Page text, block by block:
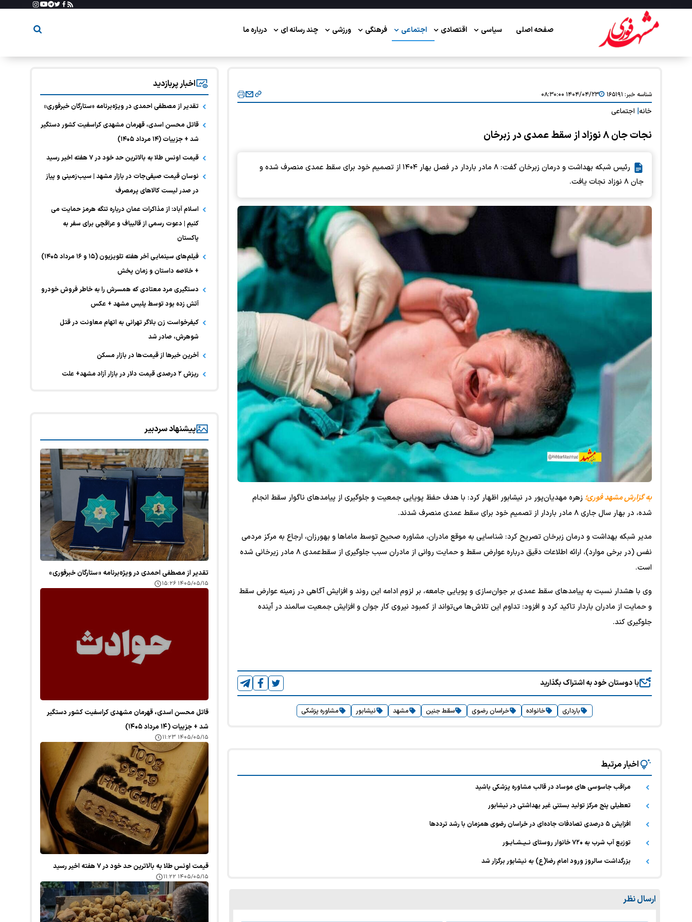
صفحه اصلی سیاسی اقتصادی اجتماعی فرهنگی ورزشی چند رسانه ای درباره ما
شناسه خبر: ۱۶۵۱۹۱ ۱۴۰۴/۰۴/۲۳ ۰۸:۳۰:۰۰
خانه اجتماعی
نجات جان ۸ نوزاد از سقط عمدی در زبرخان
رئیس شبکه بهداشت و درمان زبرخان گفت: ۸ مادر باردار در فصل بهار ۱۴۰۴ از تصمیم خود برای سقط عمدی منصرف شده و
جان ۸ نوزاد نجات یافت.
به گزارش مشهد فوری؛ زهره‌ مهدیان‌پور در نیشابور اظهار کرد: با هدف حفظ پویایی جمعیت و جلوگیری از پیامدهای ناگوار سقط انجام
شده، در بهار سال جاری ۸ مادر باردار از تصمیم خود برای سقط عمدی منصرف شدند.
مدیر شبکه بهداشت و درمان زبرخان تصریح کرد: شناسایی به موقع مادران، مشاوره صحیح توسط ماماها و بهورزان، ارجاع به مرکز مردمی
نفس (در برخی موارد)، ارائه اطلاعات دقیق درباره عوارض سقط و حمایت روانی از مادران سبب جلوگیری از سقط‌عمدی ۸ مادر زیرخانی شده
است.
وی با هشدار نسبت به پیامدهای سقط عمدی بر جوان‌سازی و پویایی جامعه، بر لزوم ادامه این روند و افزایش آگاهی در زمینه عوارض سقط
و حمایت از مادران باردار تاکید کرد و افزود: تداوم این تلاش‌ها می‌تواند از کمبود نیروی کار جوان و افزایش جمعیت سالمند در آینده
جلوگیری کند.
با دوستان خود به اشتراک بگذارید
بارداری خانواده خراسان رضوی سقط جنین مشهد نیشابور مشاوره پزشکی
اخبار مرتبط
مراقب جاسوسی های موساد در قالب مشاوره پزشکی باشید
تعطیلی پنج مرکز تولید بستنی غیر بهداشتی در نیشابور
افزایش ۵ درصدی تصادفات جاده‌ای در خراسان رضوی همزمان با رشد ترددها
توزیع آب شرب به ٧٢۰ خانوار روستای نــیــشــابــور
بزرگداشت سالروز ورود امام رضا(ع) به نیشابور برگزار شد
ارسال نظر
اخبار پربازدید
تقدیر از مصطفی احمدی در ویژه‌برنامه «ستارگان خبرفوری»
قاتل محسن اسدی، قهرمان مشهدی کراسفیت کشور دستگیر
شد + جزییات (۱۴ مرداد ۱۴۰۵)
قیمت اونس طلا به بالاترین حد خود در ۷ هفته اخیر رسید
نوسان قیمت صیفی‌جات در بازار مشهد | سیب‌زمینی و پیاز
در صدر لیست کالا‌های پرمصرف
اسلام آباد: از مذاکرات عمان درباره تنگه هرمز حمایت می
کنیم | دعوت رسمی از قالیباف و عراقچی برای سفر به
پاکستان
فیلم‌های سینمایی آخر هفته تلویزیون (۱۵ و ۱۶ مرداد ۱۴۰۵)
+ خلاصه داستان و زمان پخش
دستگیری مرد معتادی که همسرش را به خاطر فروش خودرو
آتش زده بود توسط پلیس مشهد + عکس
کیفرخواست زن بلاگر تهرانی به اتهام معاونت در قتل
شوهرش، صادر شد
آخرین خبر‌ها از قیمت‌ها در بازار مسکن
ریزش ۲ درصدی قیمت دلار در بازار آزاد مشهد+ علت
پیشنهاد سردبیر
تقدیر از مصطفی احمدی در ویژه‌برنامه «ستارگان خبرفوری»
۱۴۰۵/۰۵/۱۵ ۱۵:۲۶
قاتل محسن اسدی، قهرمان مشهدی کراسفیت کشور دستگیر
شد + جزییات (۱۴ مرداد ۱۴۰۵)
۱۴۰۵/۰۵/۱۵ ۱۱:۲۳
قیمت اونس طلا به بالاترین حد خود در ۷ هفته اخیر رسید
۱۴۰۵/۰۵/۱۵ ۱۱:۲۲